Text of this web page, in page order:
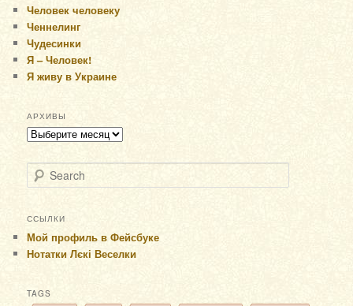
Человек человеку
Ченнелинг
Чудесинки
Я – Человек!
Я живу в Украине
АРХИВЫ
Архивы
Search
ССЫЛКИ
Мой профиль в Фейсбуке
Нотатки Лєкі Веселки
TAGS